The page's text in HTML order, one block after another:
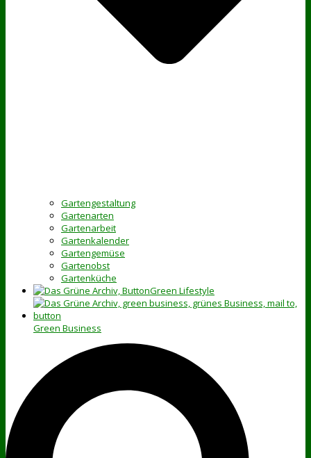
Gartengestaltung
Gartenarten
Gartenarbeit
Gartenkalender
Gartengemüse
Gartenobst
Gartenküche
Green Lifestyle
Green Business